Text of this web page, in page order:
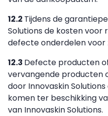
12.2 Tijdens de
Solutions de kosten
defecte onderdelen voor
12.3 Defecte producten
vervangende producten
door Innovaskin
komen ter beschikking
van Innovaskin Solutions.